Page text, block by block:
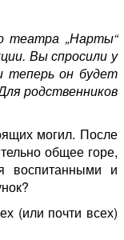
театра „Нарты“
Вы спросили у
теперь он будет
родственников
могил. После
общее горе,
воспитанными и
(или почти всех)